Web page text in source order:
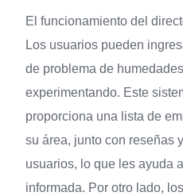
El funcionamiento del
Los usuarios pueden
de problema de
experimentando. Este
proporciona una lista de
su área, junto con reseñas
usuarios, lo que les ayuda
informada. Por otro lado,